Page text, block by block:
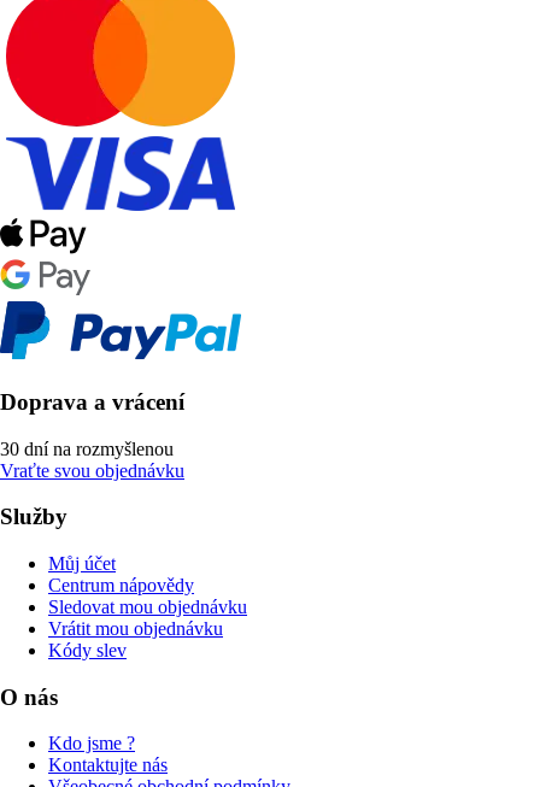
Doprava a vrácení
30 dní na rozmyšlenou
Vraťte svou objednávku
Služby
Můj účet
Centrum nápovědy
Sledovat mou objednávku
Vrátit mou objednávku
Kódy slev
O nás
Kdo jsme ?
Kontaktujte nás